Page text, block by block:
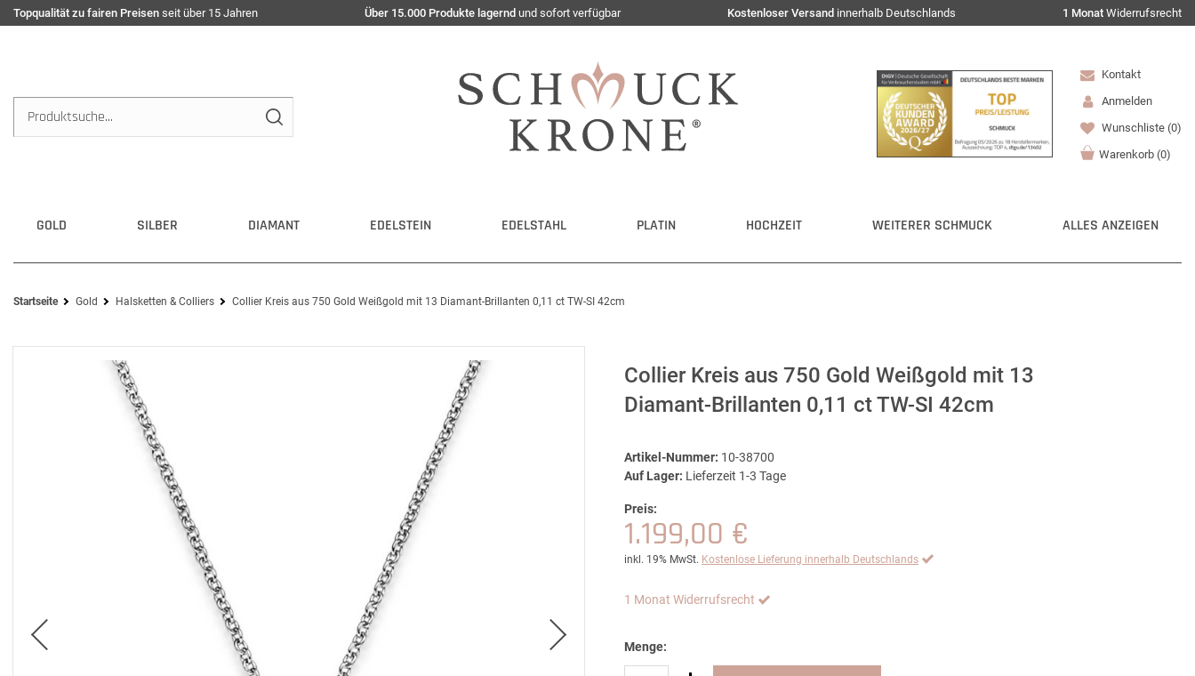
Topqualität zu fairen Preisen seit über 15 Jahren Über 15.000 Produkte lagernd und sofort verfügbar Kostenloser Versand innerhalb Deutschlands 1 Monat Widerrufsrecht
Kontakt
Anmelden
Wunschliste (0)
Warenkorb (0)
GOLD SILBER DIAMANT EDELSTEIN EDELSTAHL PLATIN HOCHZEIT WEITERER SCHMUCK ALLES ANZEIGEN
Startseite Gold Halsketten & Colliers Collier Kreis aus 750 Gold Weißgold mit 13 Diamant-Brillanten 0,11 ct TW-SI 42cm
Collier Kreis aus 750 Gold Weißgold mit 13
Diamant-Brillanten 0,11 ct TW-SI 42cm
Artikel-Nummer: 10-38700
Auf Lager: Lieferzeit 1-3 Tage
Preis:
1.199,00 €
inkl. 19% MwSt. Kostenlose Lieferung innerhalb Deutschlands
1 Monat Widerrufsrecht
Menge: